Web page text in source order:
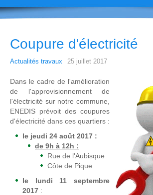
Coupure d'électricité
Actualités travaux 25 juillet 2017
Dans le cadre de l'amélioration
de l'approvisionnement de
l'électricité sur notre commune,
ENEDIS prévoit des coupures
d'électricité dans ces quartiers :
le jeudi 24 août 2017 :
de 9h à 12h :
Rue de l'Aubisque
Côte de Pique
le lundi 11 septembre
2017 :